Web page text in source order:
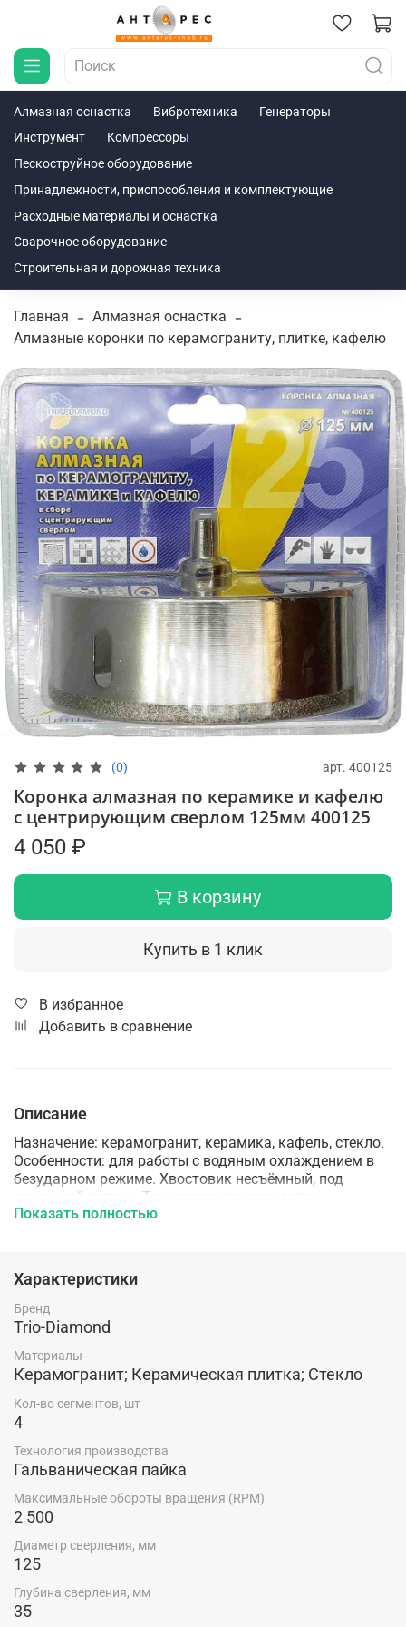
Алмазная оснастка Вибротехника
Генераторы
Инструмент
Компрессоры
Пескоструйное оборудование
Принадлежности, приспособления и комплектующие
Расходные материалы и оснастка
Сварочное оборудование
Строительная и дорожная техника
Главная
Алмазная оснастка
Алмазные коронки по керамограниту, плитке, кафелю
(0) арт. 400125
Коронка алмазная по керамике и кафелю
с центрирующим сверлом 125мм 400125
4 050 ₽
В корзину
Купить в 1 клик
В избранное
Добавить в сравнение
Описание
Назначение: керамогранит, керамика, кафель, стекло.
Особенности: для работы с водяным охлаждением в
безударном режиме. Хвостовик несъёмный, под
зажимной патрон. Технология производства:
гальваническая пайка
Показать полностью
Характеристики
Бренд
Trio-Diamond
Материалы
Керамогранит; Керамическая плитка; Стекло
Кол-во сегментов, шт
4
Технология производства
Гальваническая пайка
Максимальные обороты вращения (RPM)
2 500
Диаметр сверления, мм
125
Глубина сверления, мм
35